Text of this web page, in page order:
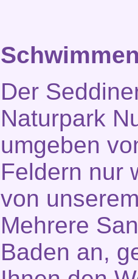
Der
Naturpark
umgeben
Feldern nur
von
Mehrere
Baden an,